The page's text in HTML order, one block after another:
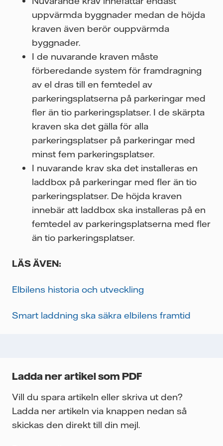
uppvärmda byggnader medan de höjda
kraven även berör ouppvärmda
byggnader.
I de nuvarande kraven måste
förberedande system för framdragning
av el dras till en femtedel av
parkeringsplatserna på parkeringar med
fler än tio parkeringsplatser. I de skärpta
kraven ska det gälla för alla
parkeringsplatser på parkeringar med
minst fem parkeringsplatser.
I nuvarande krav ska det installeras en
laddbox på parkeringar med fler än tio
parkeringsplatser. De höjda kraven
innebär att laddbox ska installeras på en
femtedel av parkeringsplatserna med fler
än tio parkeringsplatser.
LÄS ÄVEN:
Elbilens historia och utveckling
Smart laddning ska säkra elbilens framtid
Ladda ner artikel som PDF
Vill du spara artikeln eller skriva ut den?
Ladda ner artikeln via knappen nedan så
skickas den direkt till din mejl.